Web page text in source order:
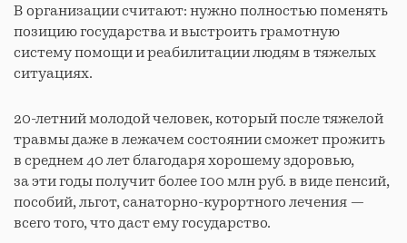
В организации считают: нужно полностью поменять
позицию государства и выстроить грамотную
систему помощи и реабилитации людям в тяжелых
ситуациях.
20-летний молодой человек, который после тяжелой
травмы даже в лежачем состоянии сможет прожить
в среднем 40 лет благодаря хорошему здоровью,
за эти годы получит более 100 млн руб. в виде пенсий,
пособий, льгот, санаторно-курортного лечения —
всего того, что даст ему государство.